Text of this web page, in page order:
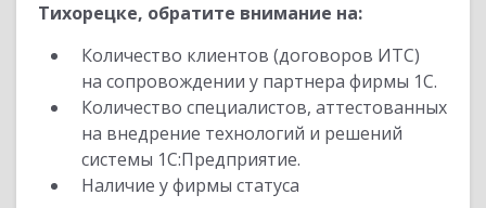
Тихорецке, обратите внимание на:
Количество клиентов (договоров ИТС)
на сопровождении у партнера фирмы 1С.
Количество специалистов, аттестованных
на внедрение технологий и решений
системы 1С:Предприятие.
Наличие у фирмы статуса